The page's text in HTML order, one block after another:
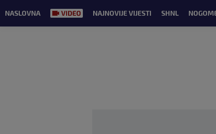
NASLOVNA NAJNOVIJE VIJESTI SHNL